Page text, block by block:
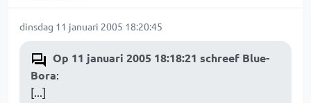
dinsdag 11 januari 2005 18:20:45
Op 11 januari 2005 18:18:21 schreef Blue-
Bora:
[...]